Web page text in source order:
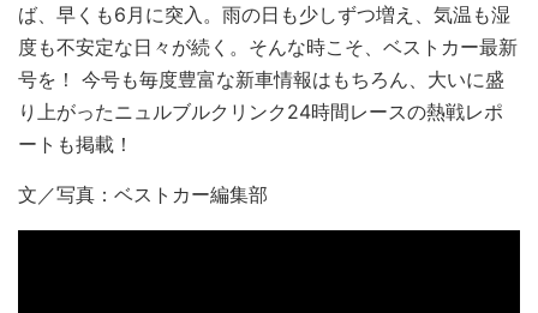
ば、早くも6月に突入。雨の日も少しずつ増え、気温も湿
度も不安定な日々が続く。そんな時こそ、ベストカー最新
号を！ 今号も毎度豊富な新車情報はもちろん、大いに盛
り上がったニュルブルクリンク24時間レースの熱戦レポ
ートも掲載！
文／写真：ベストカー編集部